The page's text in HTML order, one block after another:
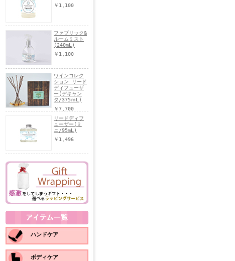
￥1,100
ファブリック&
ルームミスト
(240mL)
￥1,100
ワインコレク
ション リード
ディフューザ
ー(デキャン
タ/375ｍL)
￥7,700
リードディフ
ューザー(ミ
ニ/95mL)
￥1,496
ハンドケア
ボディケア